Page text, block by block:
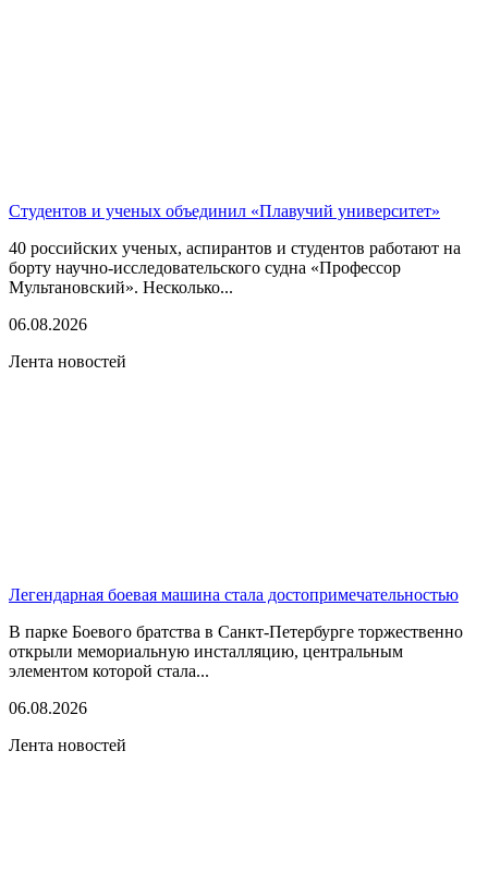
Студентов и ученых объединил «Плавучий университет»
40 российских ученых, аспирантов и студентов работают на
борту научно-исследовательского судна «Профессор
Мультановский». Несколько...
06.08.2026
Лента новостей
Легендарная боевая машина стала достопримечательностью
В парке Боевого братства в Санкт-Петербурге торжественно
открыли мемориальную инсталляцию, центральным
элементом которой стала...
06.08.2026
Лента новостей